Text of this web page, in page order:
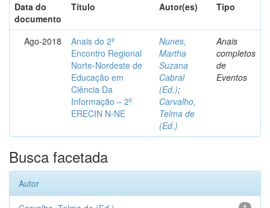
Data do
documento
Título Autor(es) Tipo
Ago-2018
Anais do 2º
Encontro Regional
Norte-Nordeste de
Educação em
Ciência Da
Informação – 2º
ERECIN N-NE
Nunes,
Martha
Suzana
Cabral
(Ed.);
Carvalho,
Telma de
(Ed.)
Anais
completos
de
Eventos
Busca facetada
Autor